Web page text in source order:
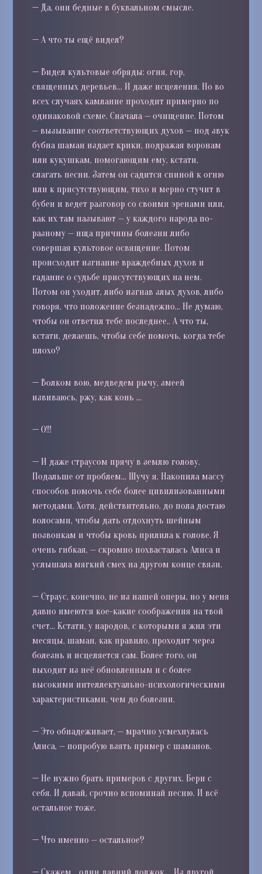
— Да, они бедные в буквальном смысле.
—А что ты ещё видел?
— Видел культовые обряды: огня, гор,
священных деревьев… И даже исцеления. Но во
всех случаях камлание проходит примерно по
одинаковой схеме. Сначала — очищение. Потом
— вызывание соответствующих духов— под звук
бубна шаман издает крики, подражая воронам
или кукушкам, помогающим ему, кстати,
слагать песни. Затем он садится спиной к огню
или к присутствующим, тихо и мерно стучит в
бубен и ведет разговор со своими эренами или,
как их там называют — у каждого народа по-
разному — ища причины болезни либо
совершая культовое освящение. Потом
происходит изгнание враждебных духов и
гадание о судьбе присутствующих на нем.
Потом он уходит, либо изгнав злых духов, либо
говоря, что положение безнадежно… Не думаю,
чтобы он ответил тебе последнее.. А что ты,
кстати, делаешь, чтобы себе помочь, когда тебе
плохо?
— Волком вою, медведем рычу, змеей
извиваюсь, ржу, как конь …
—О!!!
— И даже страусом прячу в землю голову.
Подальше от проблем… Шучу я. Накопила массу
способов помочь себе более цивилизованными
методами. Хотя, действительно, до пола достаю
волосами, чтобы дать отдохнуть шейным
позвонкам и чтобы кровь прилила к голове. Я
очень гибкая, — скромно похвасталась Алиса и
услышала мягкий смех на другом конце связи.
—Страус, конечно, не из нашей оперы, но у меня
давно имеются кое-какие соображения на твой
счет… Кстати, у народов, с которыми я жил эти
месяцы, шаман, как правило, проходит через
болезнь и исцеляется сам. Более того, он
выходит из неё обновленным и с более
высокими интеллектуально-психологическими
характеристиками, чем до болезни.
—Это обнадеживает, — мрачно усмехнулась
Алиса, — попробую взять пример с шаманов.
— Не нужно брать примеров с других. Бери с
себя. И давай, срочно вспоминай песню. И всё
остальное тоже.
— Что именно — остальное?